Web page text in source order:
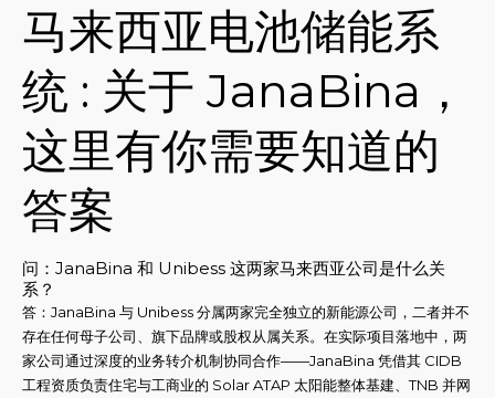
马来西亚电池储能系
统 : 关于 JanaBina，
这里有你需要知道的
答案
问：JanaBina 和 Unibess 这两家马来西亚公司是什么关
系？
答：JanaBina 与 Unibess 分属两家完全独立的新能源公司，二者并不
存在任何母子公司、旗下品牌或股权从属关系。在实际项目落地中，两
家公司通过深度的业务转介机制协同合作——JanaBina 凭借其 CIDB
工程资质负责住宅与工商业的 Solar ATAP 太阳能整体基建、TNB 并网